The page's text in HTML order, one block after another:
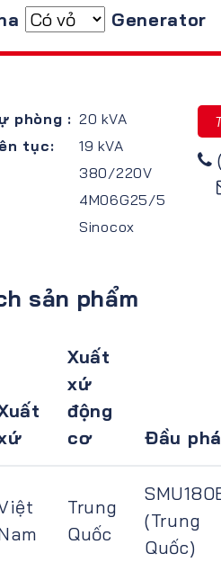
Generator
phòng : 20 kVA
tục:
19 kVA
380/220V
4M06G25/5
Sinocox
sản phẩm
Xuất
xứ
động
cơ
Đầu
Trung
Quốc
(Trung
Quốc)